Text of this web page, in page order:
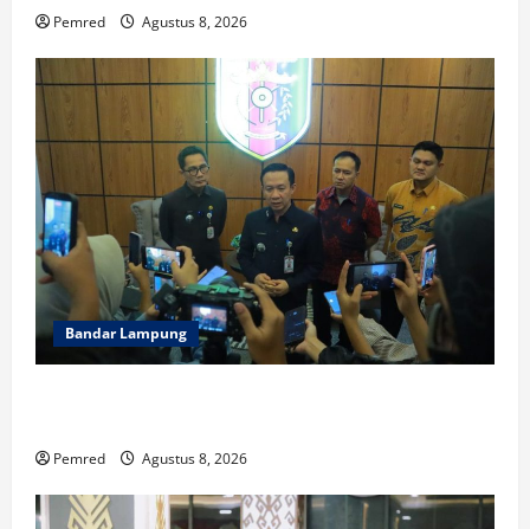
Pemred Agustus 8, 2026
Bandar Lampung
Pemred Agustus 8, 2026